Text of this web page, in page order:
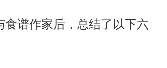
食谱作家后，总结了以下六